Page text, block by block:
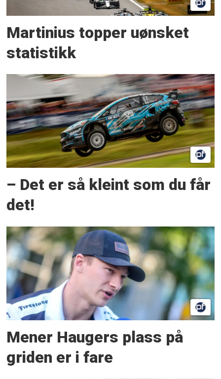
Martinius topper uønsket
statistikk
– Det er så kleint som du får
det!
Mener Haugers plass på
griden er i fare